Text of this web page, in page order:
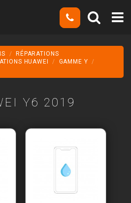
RÉPARATIONS
HUAWEI
GAMME Y
Y6 2019